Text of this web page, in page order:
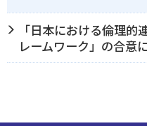
「日本における倫理
レームワーク」の合意